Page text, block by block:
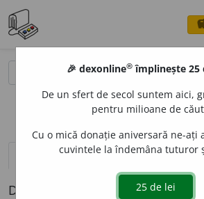
definiții (1)
Definiția cu ID-ul 694632:
🎉 dexonline® împlinește 25
De un sfert de secol suntem aici,
pentru milioane de
Cu o mică donație aniversară ne-ați
cuvintele la îndemâna tuturor